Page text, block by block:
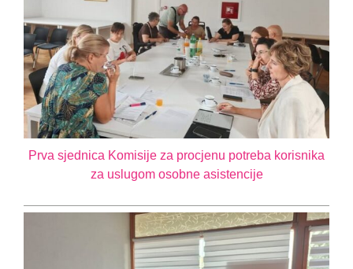
Prva sjednica Komisije za procjenu potreba korisnika
za uslugom osobne asistencije